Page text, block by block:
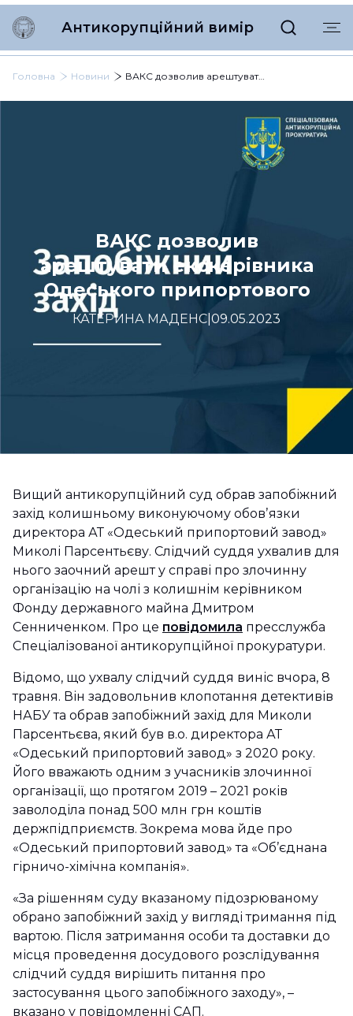
Антикорупційний вимір
Головна Новини ВАКС дозволив арештувати екскерівника Одеського припортового
ВАКС дозволив
арештувати екскерівника
Одеського припортового
КАТЕРИНА МАДЕНС 09.05.2023
Вищий антикорупційний суд обрав запобіжний
захід колишньому виконуючому обовʼязки
директора АТ «Одеський припортовий завод»
Миколі Парсентьєву. Слідчий суддя ухвалив для
нього заочний арешт у справі про злочинну
організацію на чолі з колишнім керівником
Фонду державного майна Дмитром
Сенниченком. Про це повідомила пресслужба
Спеціалізованої антикорупційної прокуратури.
Відомо, що ухвалу слідчий суддя виніс вчора, 8
травня. Він задовольнив клопотання детективів
НАБУ та обрав запобіжний захід для Миколи
Парсентьєва, який був в.о. директора АТ
«Одеський припортовий завод» з 2020 року.
Його вважають одним з учасників злочинної
організації, що протягом 2019 – 2021 років
заволоділа понад 500 млн грн коштів
держпідприємств. Зокрема мова йде про
«Одеський припортовий завод» та «Об’єднана
гірничо-хімічна компанія».
«За рішенням суду вказаному підозрюваному
обрано запобіжний захід у вигляді тримання під
вартою. Після затримання особи та доставки до
місця проведення досудового розслідування
слідчий суддя вирішить питання про
застосування цього запобіжного заходу», –
вказано у повідомленні САП.